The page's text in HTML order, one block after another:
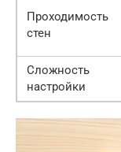
Проходимость
стен
Сложность
настройки